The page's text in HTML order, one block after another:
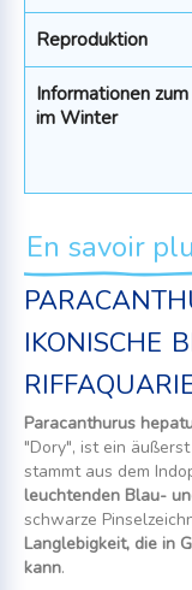
Reproduktion
Informationen
im Winter
En savoir
ikonische
Paracanthurus
"Dory", ist ein
stammt aus dem
leuchtenden Blau-
schwarze
Langlebigkeit, die in
kann.